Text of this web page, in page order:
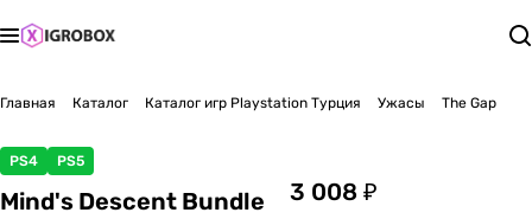
Главная Каталог Каталог игр Playstation Турция Ужасы The Gap
PS4 PS5
Mind's Descent Bundle
3 008 ₽